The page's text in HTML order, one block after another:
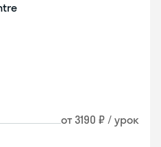
от 3190 ₽ / урок